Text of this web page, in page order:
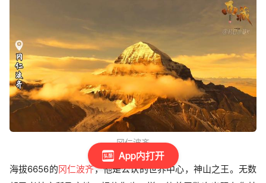
App内打开
冈仁波齐
海拔6656的冈仁波齐，他是公认的世界中心，神山之王。无数